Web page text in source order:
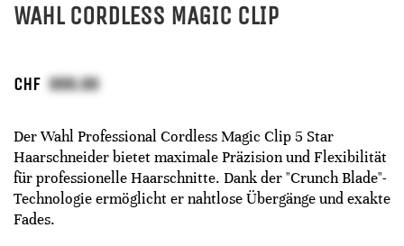
WAHL CORDLESS MAGIC CLIP
CHF
Der Wahl Professional Cordless Magic Clip 5 Star
Haarschneider bietet maximale Präzision und Flexibilität
für professionelle Haarschnitte. Dank der "Crunch Blade"-
Technologie ermöglicht er nahtlose Übergänge und exakte
Fades.